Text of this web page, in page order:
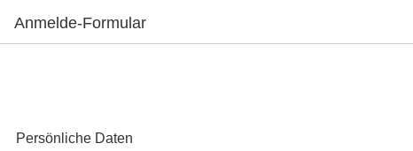
Anmelde-Formular
Persönliche Daten